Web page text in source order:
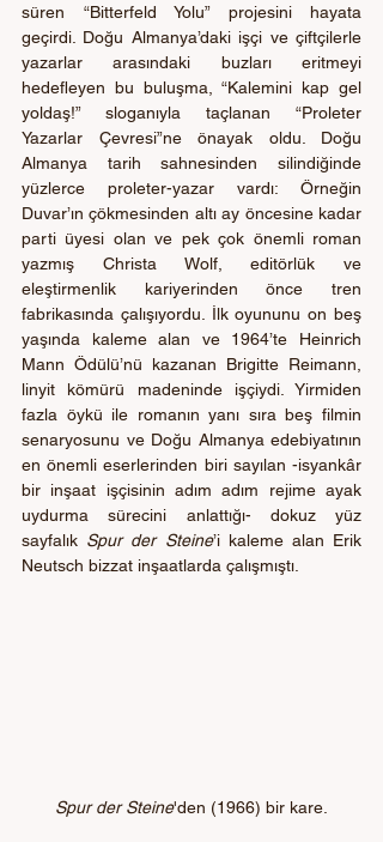
süren “Bitterfeld Yolu” projesini hayata
geçirdi. Doğu Almanya’daki işçi ve çiftçilerle
yazarlar arasındaki buzları eritmeyi
hedefleyen bu buluşma, “Kalemini kap gel
yoldaş!” sloganıyla taçlanan “Proleter
Yazarlar Çevresi”ne önayak oldu. Doğu
Almanya tarih sahnesinden silindiğinde
yüzlerce proleter-yazar vardı: Örneğin
Duvar’ın çökmesinden altı ay öncesine kadar
parti üyesi olan ve pek çok önemli roman
yazmış Christa Wolf, editörlük ve
eleştirmenlik kariyerinden önce tren
fabrikasında çalışıyordu. İlk oyununu on beş
yaşında kaleme alan ve 1964’te Heinrich
Mann Ödülü’nü kazanan Brigitte Reimann,
linyit kömürü madeninde işçiydi. Yirmiden
fazla öykü ile romanın yanı sıra beş filmin
senaryosunu ve Doğu Almanya edebiyatının
en önemli eserlerinden biri sayılan -isyankâr
bir inşaat işçisinin adım adım rejime ayak
uydurma sürecini anlattığı- dokuz yüz
sayfalık Spur der Steine’i kaleme alan Erik
Neutsch bizzat inşaatlarda çalışmıştı.
Spur der Steine'den (1966) bir kare.